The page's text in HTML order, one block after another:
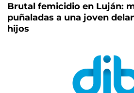
Brutal femicidio en Luján:
puñaladas a una joven
hijos